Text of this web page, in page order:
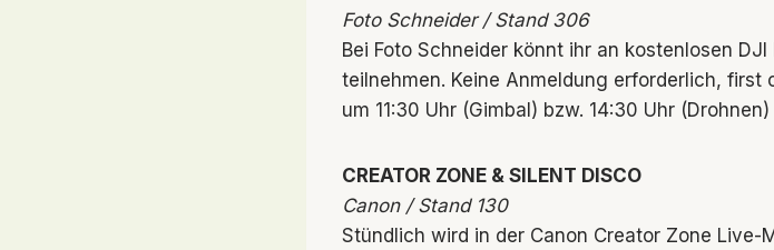
Foto Schneider / Stand 306
Bei Foto Schneider könnt ihr an kostenlosen
teilnehmen. Keine Anmeldung erforderlich,
um 11:30 Uhr (Gimbal) bzw. 14:30 Uhr
CREATOR ZONE & SILENT DISCO
Canon / Stand 130
Stündlich wird in der Canon Creator Zone Live-